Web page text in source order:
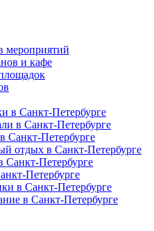
мероприятий
и кафе
в Санкт-Петербурге
в Санкт-Петербурге
Санкт-Петербурге
отдых в Санкт-Петербурге
Санкт-Петербурге
Петербурге
в Санкт-Петербурге
в Санкт-Петербурге